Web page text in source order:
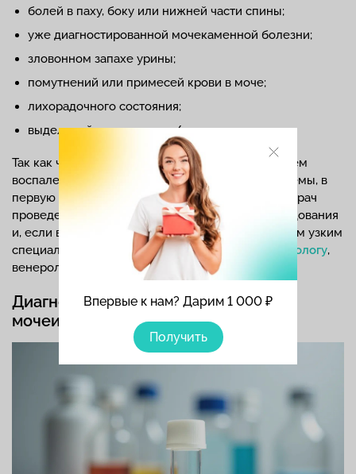
Впервые к нам? Дарим 1 000 ₽
Получить
болей в паху, боку или нижней части спины;
уже диагностированной мочекаменной болезни;
зловонном запахе урины;
помутнений или примесей крови в моче;
лихорадочного состояния;
выделений из влагалища/полового члена.
Так как чаще всего симптом обусловлен наличием
воспаления в органах мочевыделительной системы, в
первую очередь следует обратиться к урологу. Врач
проведет осмотр, назначит необходимые исследования
и, если возникнет потребность, направит к другим узким
специалистам:
гинекологу, нефрологу, эндокринологу,
венерологу.
Диагностика жжения при
мочеиспускании